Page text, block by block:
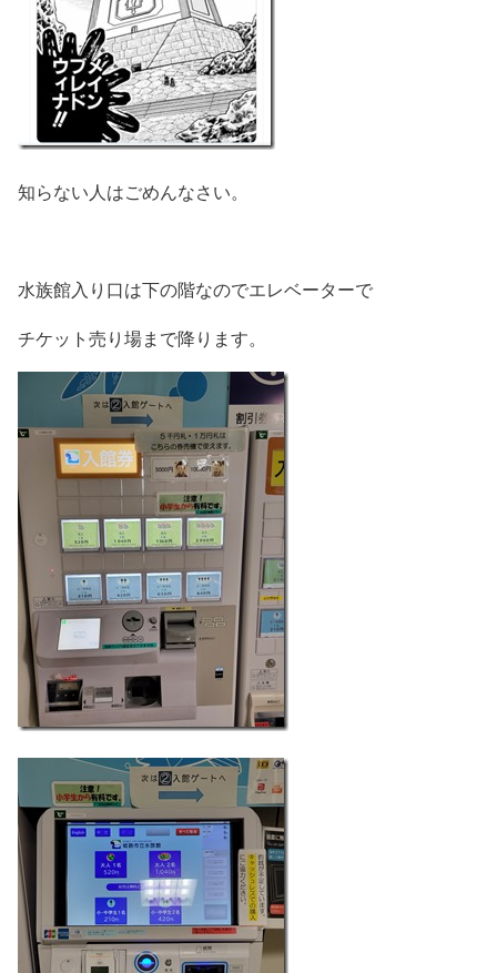
知らない人はごめんなさい。
水族館入り口は下の階なのでエレベーターで
チケット売り場まで降ります。